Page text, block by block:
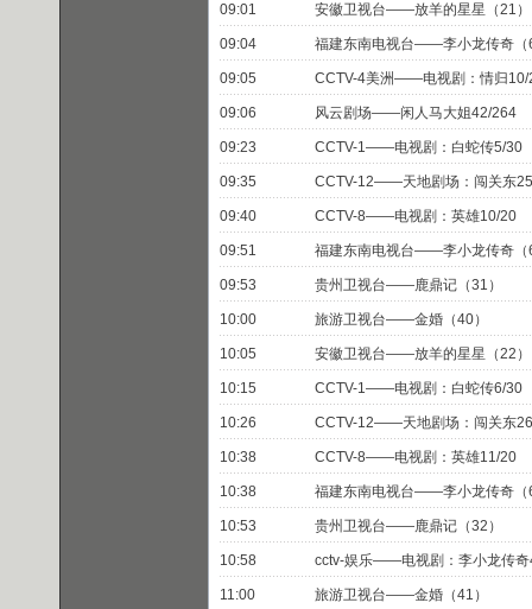
09:01 安徽卫视台——放羊的星星（21）
09:04 福建东南电视台——李小龙传奇（
09:05 CCTV-4美洲——电视剧：情归10/
09:06 风云剧场——闲人马大姐42/264
09:23 CCTV-1——电视剧：白蛇传5/30
09:35 CCTV-12——天地剧场：闯关东
09:40 CCTV-8——电视剧：英雄10/20
09:51 福建东南电视台——李小龙传奇（
09:53 贵州卫视台——鹿鼎记（31）
10:00 旅游卫视台——金婚（40）
10:05 安徽卫视台——放羊的星星（22）
10:15 CCTV-1——电视剧：白蛇传6/30
10:26 CCTV-12——天地剧场：闯关东
10:38 CCTV-8——电视剧：英雄11/20
10:38 福建东南电视台——李小龙传奇（
10:53 贵州卫视台——鹿鼎记（32）
10:58 cctv-娱乐——电视剧：李小龙传奇
11:00 旅游卫视台——金婚（41）